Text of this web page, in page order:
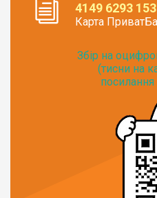
4149 6293
Карта
Збір на
(тисни на
посилання